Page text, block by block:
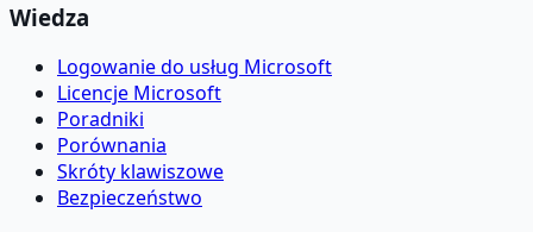
Wiedza
Logowanie do usług Microsoft
Licencje Microsoft
Poradniki
Porównania
Skróty klawiszowe
Bezpieczeństwo